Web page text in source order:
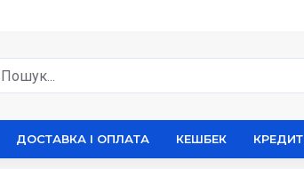
ДОСТАВКА І ОПЛАТА КЕШБЕК КРЕДИТ